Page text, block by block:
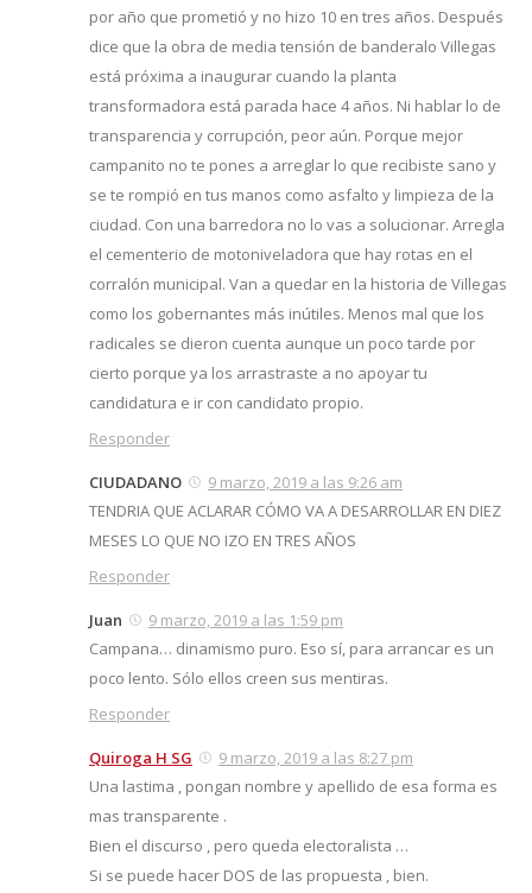
por año que prometió y no hizo 10 en tres años. Después
dice que la obra de media tensión de banderalo Villegas
está próxima a inaugurar cuando la planta
transformadora está parada hace 4 años. Ni hablar lo de
transparencia y corrupción, peor aún. Porque mejor
campanito no te pones a arreglar lo que recibiste sano y
se te rompió en tus manos como asfalto y limpieza de la
ciudad. Con una barredora no lo vas a solucionar. Arregla
el cementerio de motoniveladora que hay rotas en el
corralón municipal. Van a quedar en la historia de Villegas
como los gobernantes más inútiles. Menos mal que los
radicales se dieron cuenta aunque un poco tarde por
cierto porque ya los arrastraste a no apoyar tu
candidatura e ir con candidato propio.
Responder
CIUDADANO
9 marzo, 2019 a las 9:26 am
TENDRIA QUE ACLARAR CÓMO VA A DESARROLLAR EN DIEZ
MESES LO QUE NO IZO EN TRES AÑOS
Responder
Juan
9 marzo, 2019 a las 1:59 pm
Campana… dinamismo puro. Eso sí, para arrancar es un
poco lento. Sólo ellos creen sus mentiras.
Responder
Quiroga H SG
9 marzo, 2019 a las 8:27 pm
Una lastima , pongan nombre y apellido de esa forma es
mas transparente .
Bien el discurso , pero queda electoralista …
Si se puede hacer DOS de las propuesta , bien.